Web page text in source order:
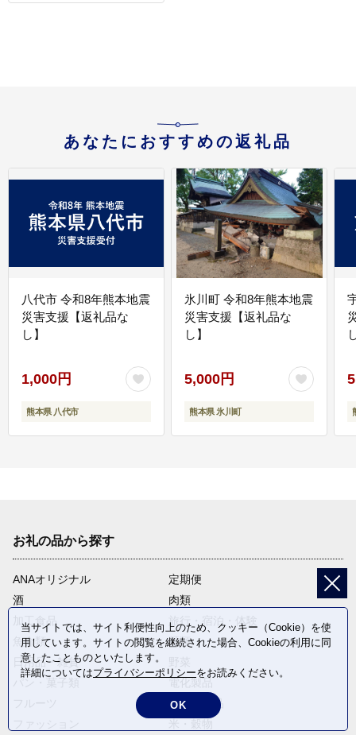
可＞【106300201】【大
あなたにおすすめの返礼品
八代市 令和8年熊本地震
災害支援【返礼品な
し】
1,000円
熊本県 八代市
氷川町 令和8年熊本地震
災害支援【返礼品な
し】
5,000円
熊本県 氷川町
お礼の品から探す
ANAオリジナル
定期便
酒
肉類
加工食品
旅行・宿泊・体験
魚介類
麺類
日用品・雑貨
卵・乳製品
当サイトでは、サイト利便性向上のため、クッキー（Cookie）を使
用しています。サイトの閲覧を継続された場合、Cookieの利用に同
意したことものといたします。
詳細についてはプライバシーポリシーをお読みください。
OK